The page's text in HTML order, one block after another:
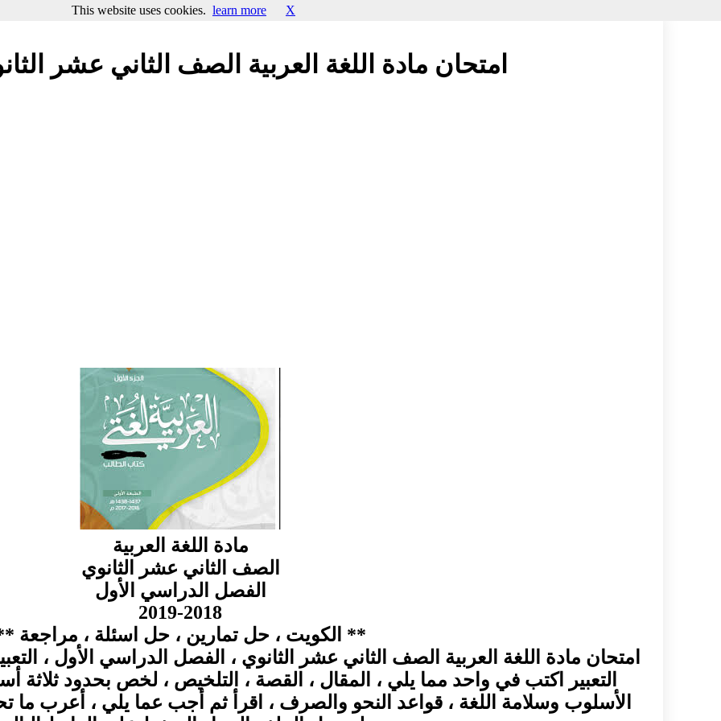
امتحان مادة اللغة العربية الصف الثاني عشر الثانوي
مادة اللغة العربية
الصف الثاني عشر الثانوي
الفصل الدراسي الأول
2019-2018
** الكويت ، حل تمارين ، حل اسئلة ، مراجعة
امتحان مادة اللغة العربية الصف الثاني عشر الثانوي ، الفصل الدراسي الأول ،
التعبير اكتب في واحد مما يلي ، المقال ، القصة ، التلخيص ، لخص بحدود ثلاثة
الأسلوب وسلامة اللغة ، قواعد النحو والصرف ، اقرأ ثم أجب عما يلي ، أعرب ما
This website uses cookies. learn more X